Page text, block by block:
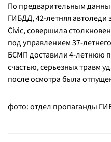
По предварительным
ГИБДД, 42-летняя автоледи
Civic, совершила
под управлением 37-
БСМП доставили 4-летнюю
счастью, серьезных травм
после осмотра была
фото: отдел пропаганды